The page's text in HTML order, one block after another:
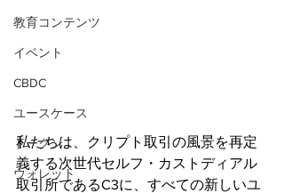
教育コンテンツ
イベント
CBDC
ユースケース
トークン
ウォレット
私たちは、クリプト取引の風景を再定
義する次世代セルフ・カストディアル
取引所であるC3に、すべての新しいユ